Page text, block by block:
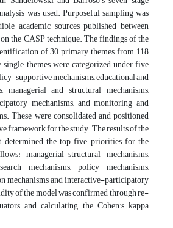
was used. Purposeful sampling was
academic sources published between
the CASP technique. The findings of the
of 30 primary themes from 118
single themes were categorized under five
supportive mechanisms, educational and
managerial and structural mechanisms,
mechanisms, and monitoring and
These were consolidated and positioned
framework for the study. The results of the
determined the top five priorities for the
managerial-structural mechanisms,
mechanisms, policy mechanisms,
and interactive-participatory
of the model was confirmed through re-
and calculating the Cohen’s kappa